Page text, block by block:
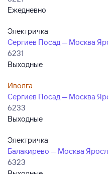
Ежедневно
Электричка
Сергиев Посад — Москва
6231
Выходные
Иволга
Сергиев Посад — Москва
6233
Выходные
Электричка
Балакирево — Москва
6323